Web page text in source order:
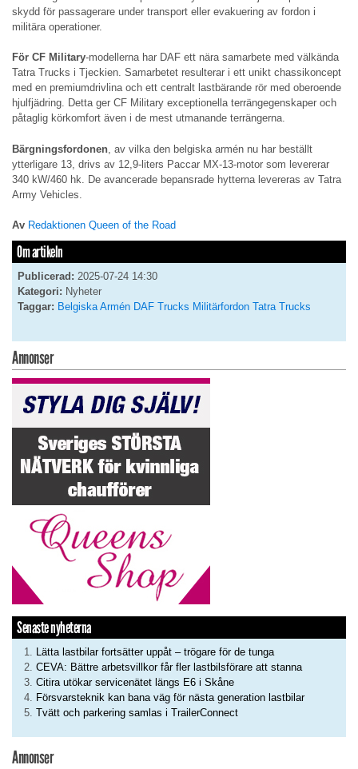
skydd för passagerare under transport eller evakuering av fordon i
militära operationer.
För CF Military-modellerna har DAF ett nära samarbete med välkända
Tatra Trucks i Tjeckien. Samarbetet resulterar i ett unikt chassikoncept
med en premiumdrivlina och ett centralt lastbärande rör med oberoende
hjulfjädring. Detta ger CF Military exceptionella terrängegenskaper och
påtaglig körkomfort även i de mest utmanande terrängerna.
Bärgningsfordonen , av vilka den belgiska armén nu har beställt
ytterligare 13, drivs av 12,9-liters Paccar MX-13-motor som levererar
340 kW/460 hk. De avancerade bepansrade hytterna levereras av Tatra
Army Vehicles.
Av Redaktionen Queen of the Road
Om artikeln
Publicerad: 2025-07-24 14:30
Kategori: Nyheter
Taggar: Belgiska Armén DAF Trucks Militärfordon Tatra Trucks
Annonser
Senaste nyheterna
Lätta lastbilar fortsätter uppåt – trögare för de tunga
CEVA: Bättre arbetsvillkor får fler lastbilsförare att stanna
Citira utökar servicenätet längs E6 i Skåne
Försvarsteknik kan bana väg för nästa generation lastbilar
Tvätt och parkering samlas i TrailerConnect
Annonser